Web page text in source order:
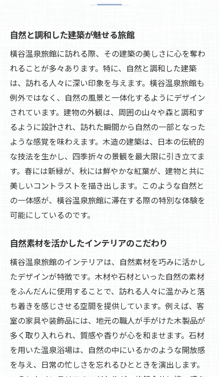
自然と調和した建築が魅せる旅館
橫谷温泉旅館に訪れる際、その建築の美しさに心を奪わ
れることが多々あります。特に、自然と調和した建築
は、訪れる人々に深い印象を与えます。橫谷温泉旅館も
例外ではなく、自然の風景と一体化するようにデザイン
されています。建物の外観は、周囲の山々や森と調和す
るように設計され、訪れた瞬間から自然の一部となった
ような感覚を味わえます。木造の建築は、日本の伝統的
な技法を生かし、四季折々の景観を最大限に引き立てま
す。春には新緑が、秋には鮮やかな紅葉が、建物と共に
美しいコントラストを描き出します。このような自然と
の一体感が、橫谷温泉旅館に滞在する際の特別な体験を
可能にしているのです。
自然素材を活かしたインテリアのこだわり
橫谷温泉旅館のインテリアは、自然素材を巧みに活かし
たデザインが特徴です。木材や石材といった自然の素材
をふんだんに使用することで、訪れる人々に温かみと落
ち着きを感じさせる空間を提供しています。例えば、客
室の家具や装飾品には、地元の職人が手がけた木製品が
多く取り入れられ、質感や香りが心を和ませます。石材
を用いた温泉浴場は、自然の中にいるかのような開放感
を与え、日常の忙しさを忘れるひとときを演出します。